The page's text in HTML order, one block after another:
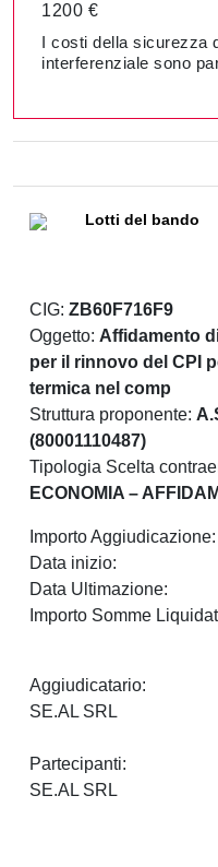
1200 €
I costi della sicurezza
interferenziale sono
Lotti del bando
CIG: ZB60F716F9
Oggetto: Affidamento
per il rinnovo del CPI
termica nel comp
Struttura proponente:
(80001110487)
Tipologia Scelta
ECONOMIA –
Importo Aggiudicazione:
Data inizio:
Data Ultimazione:
Importo Somme
Aggiudicatario:
SE.AL SRL
Partecipanti:
SE.AL SRL